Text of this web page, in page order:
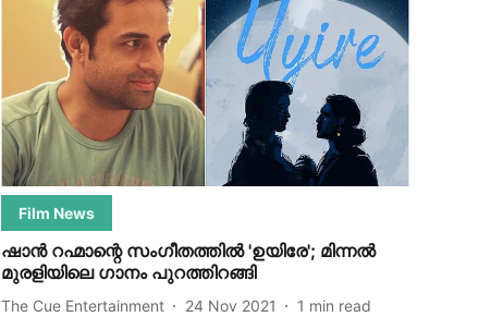
Film News
ഷാന്‍ റഹ്മാന്റെ സംഗീതത്തില്‍ 'ഉയിരേ'; മിന്നല്‍
മുരളിയിലെ ഗാനം പുറത്തിറങ്ങി
The Cue Entertainment 24 Nov 2021 1 min read